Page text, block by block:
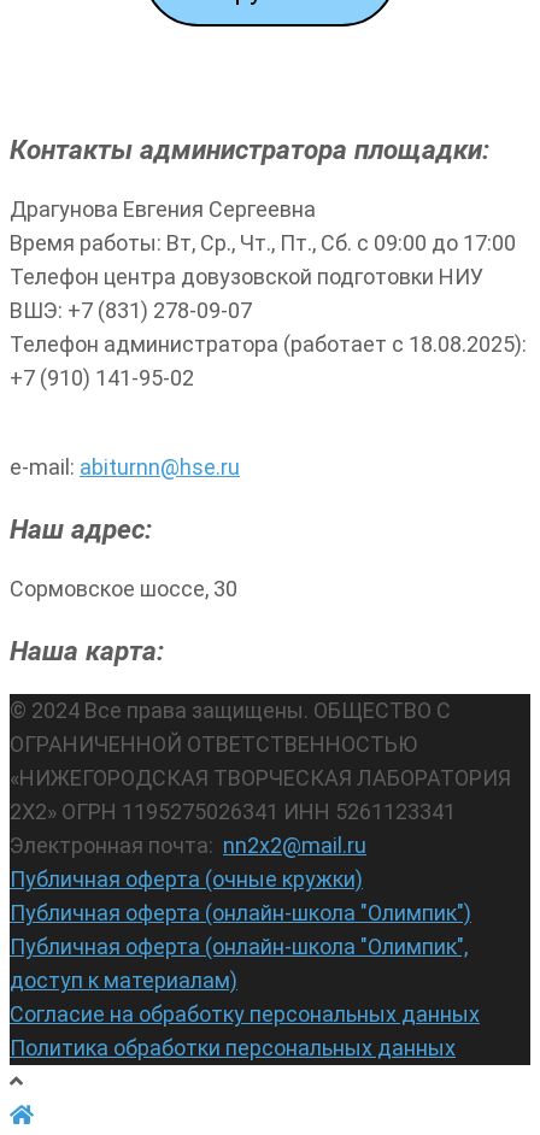
Контакты администратора площадки:
Драгунова Евгения Сергеевна
Время работы: Вт, Ср., Чт., Пт., Сб. с 09:00 до 17:00
Телефон центра довузовской подготовки НИУ
ВШЭ: +7 (831) 278-09-07
Телефон администратора (работает с 18.08.2025):
+7 (910) 141-95-02
e-mail: abiturnn@hse.ru
Наш адрес:
Сормовское шоссе, 30
Наша карта:
© 2024 Все права защищены. ОБЩЕСТВО С
ОГРАНИЧЕННОЙ ОТВЕТСТВЕННОСТЬЮ
«НИЖЕГОРОДСКАЯ ТВОРЧЕСКАЯ ЛАБОРАТОРИЯ
2Х2» ОГРН 1195275026341 ИНН 5261123341
Электронная почта: nn2x2@mail.ru
Публичная оферта (очные кружки)
Публичная оферта (онлайн-школа "Олимпик")
Публичная оферта (онлайн-школа "Олимпик",
доступ к материалам)
Согласие на обработку персональных данных
Политика обработки персональных данных